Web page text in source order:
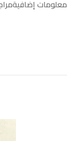
معلومات إضافية